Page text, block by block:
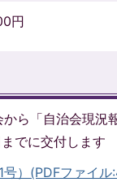
円
ら「自治会現況
でに交付します
）(PDFファイル